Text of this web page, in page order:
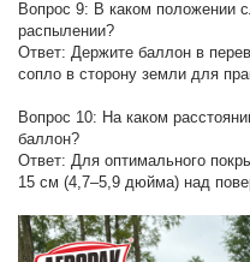
Вопрос 9: В каком положении
распылении?
Ответ: Держите баллон в
сопло в сторону земли для
Вопрос 10: На каком
баллон?
Ответ: Для оптимального
15 см (4,7–5,9 дюйма) над